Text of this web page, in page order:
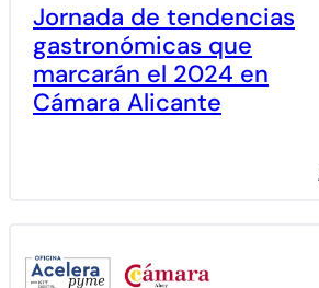
Jornada de tendencias
gastronómicas que
marcarán el 2024 en
Cámara Alicante